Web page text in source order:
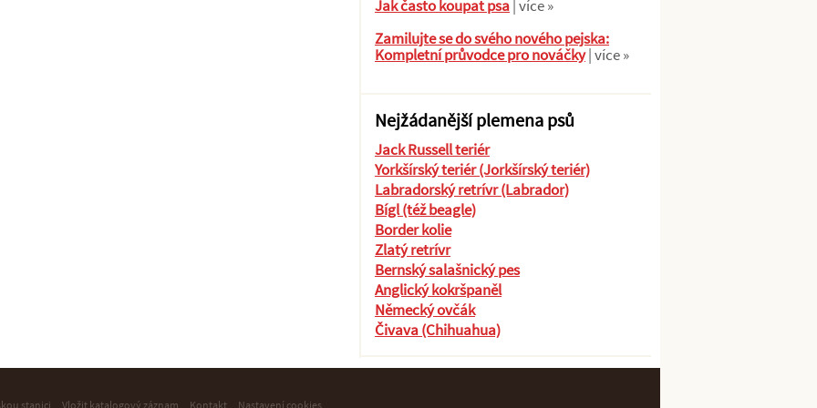
Jak často koupat psa| více »
Zamilujte se do svého nového pejska:
Kompletní průvodce pro nováčky| více »
Nejžádanější plemena psů
Jack Russell teriér
Yorkšírský teriér (Jorkšírský teriér)
Labradorský retrívr (Labrador)
Bígl (též beagle)
Border kolie
Zlatý retrívr
Bernský salašnický pes
Anglický kokršpaněl
Německý ovčák
Čivava (Chihuahua)
stanici Vložit katalogový záznam Kontakt Nastavení cookies